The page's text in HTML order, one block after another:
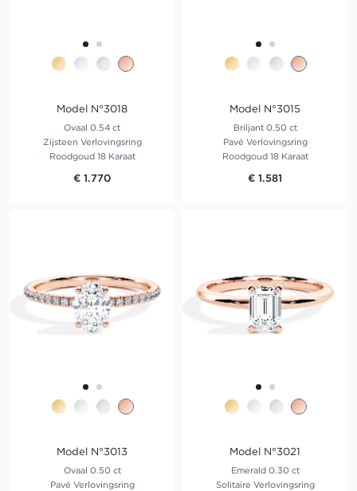
Model N°3018
Ovaal 0.54 ct
Zijsteen Verlovingsring
Roodgoud 18 Karaat
€ 1.770
Model N°3015
Briljant 0.50 ct
Pavé Verlovingsring
Roodgoud 18 Karaat
€ 1.581
Model N°3013
Ovaal 0.50 ct
Pavé Verlovingsring
Model N°3021
Emerald 0.30 ct
Solitaire Verlovingsring